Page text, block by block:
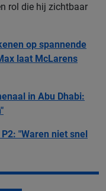
rol die hij zichtbaar
op spannende
laat McLarens
in Abu Dhabi:
"Waren niet snel